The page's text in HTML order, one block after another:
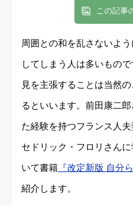
この記事
周囲との和を乱さないよ
してしまう人は多いもの
見を主張することは当然
るといいます。前田康二
た経験を持つフランス人
セドリック・フロリさん
いて書籍 『改定新版 自分
紹介します。